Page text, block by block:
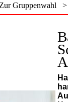
Gruppenwahl >